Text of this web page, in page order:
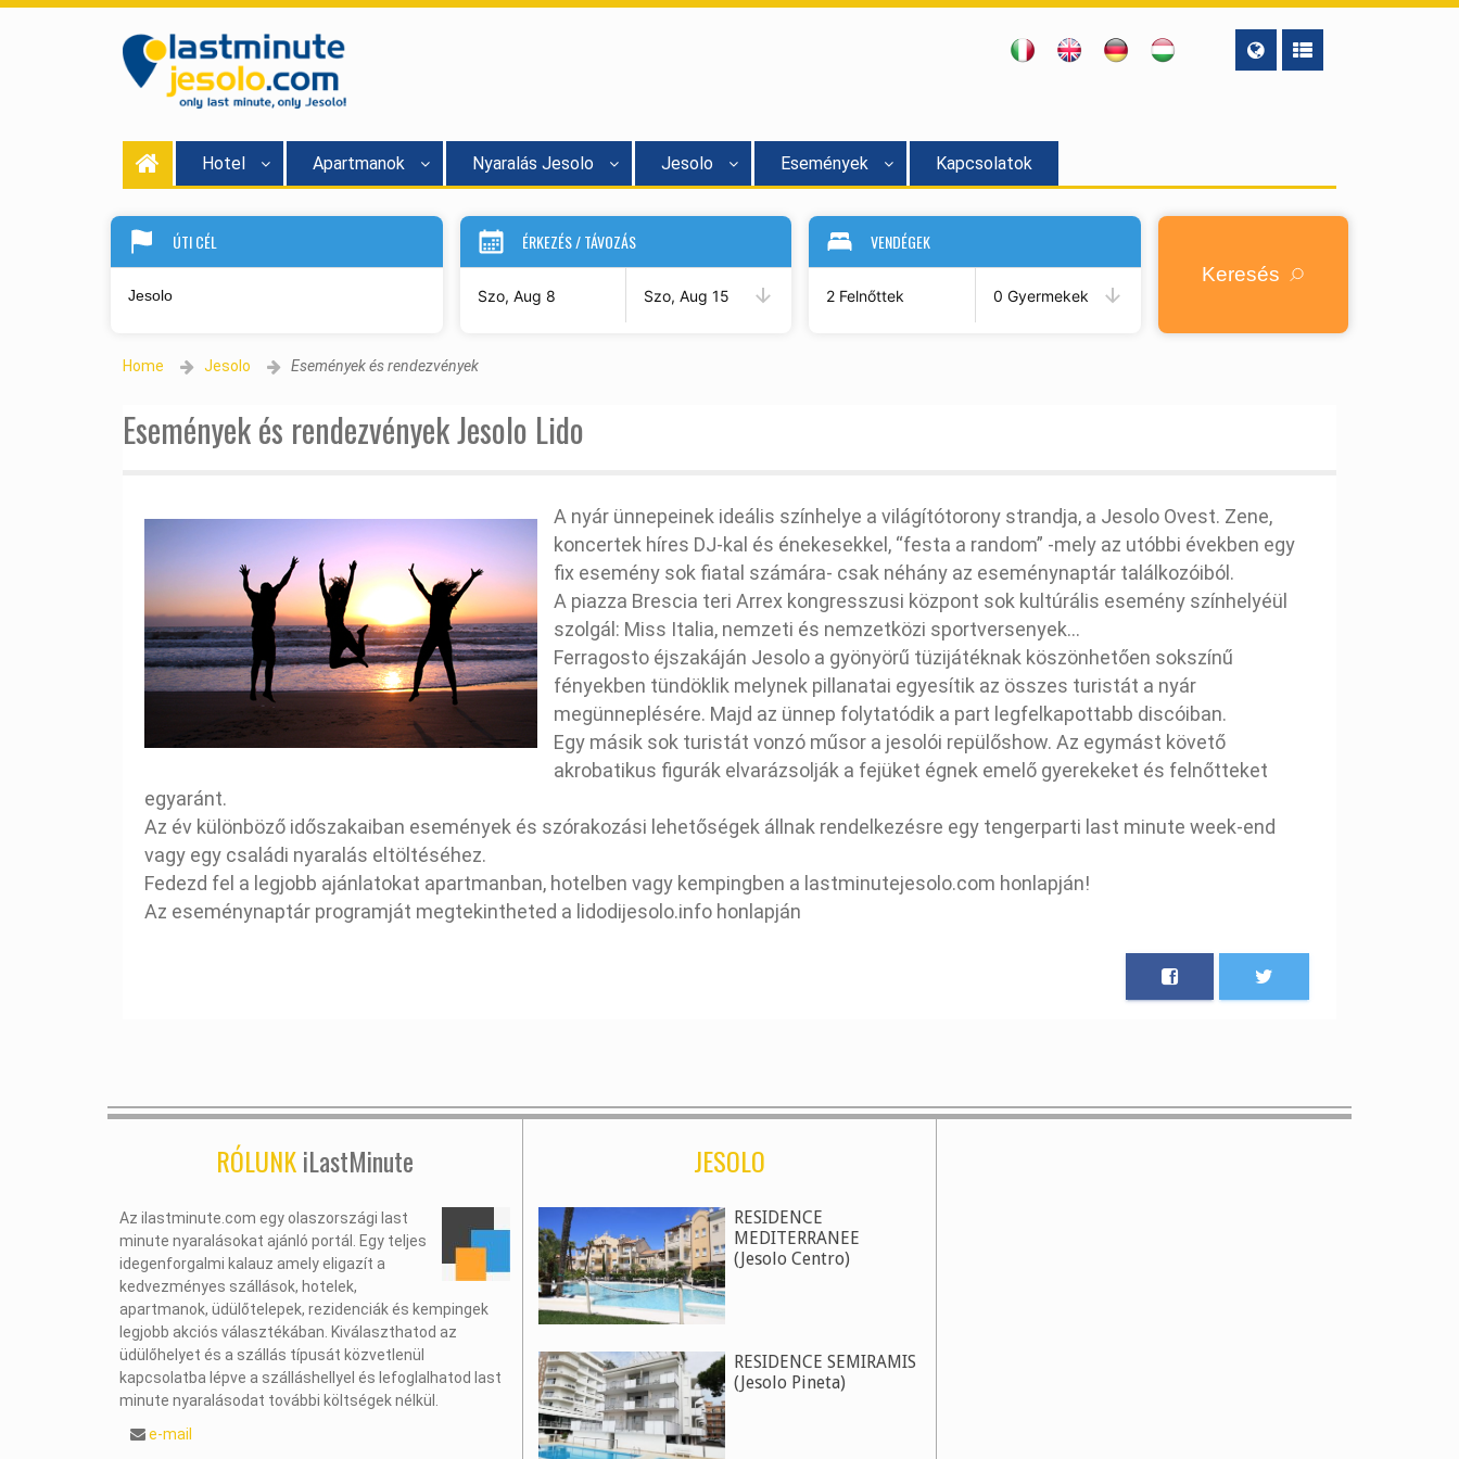
Hotel Apartmanok Nyaralás Jesolo Jesolo Események Kapcsolatok
ÚTI CÉL ÉRKEZÉS / TÁVOZÁS
Szo, Aug 8 Szo, Aug 15
VENDÉGEK
2 Felnőttek 0 Gyermekek
Keresés
Home Jesolo Események és rendezvények
Események és rendezvények Jesolo Lido
A nyár ünnepeinek ideális színhelye a világítótorony strandja, a Jesolo Ovest. Zene,
koncertek híres DJ-kal és énekesekkel, “festa a random” -mely az utóbbi években egy
fix esemény sok fiatal számára- csak néhány az eseménynaptár találkozóiból.
A piazza Brescia teri Arrex kongresszusi központ sok kultúrális esemény színhelyéül
szolgál: Miss Italia, nemzeti és nemzetközi sportversenyek...
Ferragosto éjszakáján Jesolo a gyönyörű tüzijátéknak köszönhetően sokszínű
fényekben tündöklik melynek pillanatai egyesítik az összes turistát a nyár
megünneplésére. Majd az ünnep folytatódik a part legfelkapottabb discóiban.
Egy másik sok turistát vonzó műsor a jesolói repülőshow. Az egymást követő
akrobatikus figurák elvarázsolják a fejüket égnek emelő gyerekeket és felnőtteket
egyaránt.
Az év különböző időszakaiban események és szórakozási lehetőségek állnak rendelkezésre egy tengerparti last minute week-end
vagy egy családi nyaralás eltöltéséhez.
Fedezd fel a legjobb ajánlatokat apartmanban, hotelben vagy kempingben a lastminutejesolo.com honlapján!
Az eseménynaptár programját megtekintheted a lidodijesolo.info honlapján
RÓLUNKiLastMinute
Az ilastminute.com egy olaszországi last
minute nyaralásokat ajánló portál. Egy teljes
idegenforgalmi kalauz amely eligazít a
kedvezményes szállások, hotelek,
apartmanok, üdülőtelepek, rezidenciák és kempingek
legjobb akciós választékában. Kiválaszthatod az
üdülőhelyet és a szállás típusát közvetlenül
kapcsolatba lépve a szálláshellyel és lefoglalhatod last
minute nyaralásodat további költségek nélkül.
e-mail
JESOLO
RESIDENCE
MEDITERRANEE
(Jesolo Centro)
RESIDENCE SEMIRAMIS
(Jesolo Pineta)